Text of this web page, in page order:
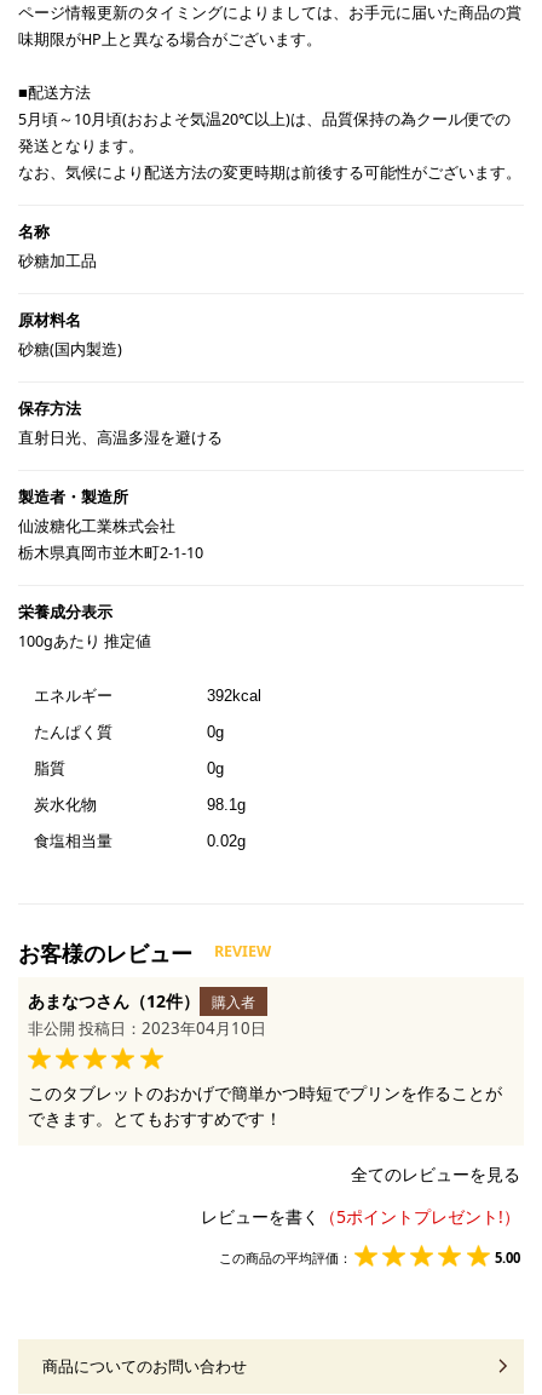
ページ情報更新のタイミングによりましては、お手元に届いた商品の賞
味期限がHP上と異なる場合がございます。
■配送方法
5月頃～10月頃(おおよそ気温20℃以上)は、品質保持の為クール便での
発送となります。
なお、気候により配送方法の変更時期は前後する可能性がございます。
砂糖加工品
砂糖(国内製造)
直射日光、高温多湿を避ける
仙波糖化工業株式会社
栃木県真岡市並木町2-1-10
100gあたり 推定値
エネルギー 392kcal
たんぱく質 0g
脂質 0g
炭水化物 98.1g
食塩相当量 0.02g
あまなつさん（12件） 購入者
非公開 投稿日：2023年04月10日
このタブレットのおかげで簡単かつ時短でプリンを作ることが
できます。とてもおすすめです！
全てのレビューを見る
レビューを書く
この商品の平均評価： 5.00
商品についてのお問い合わせ